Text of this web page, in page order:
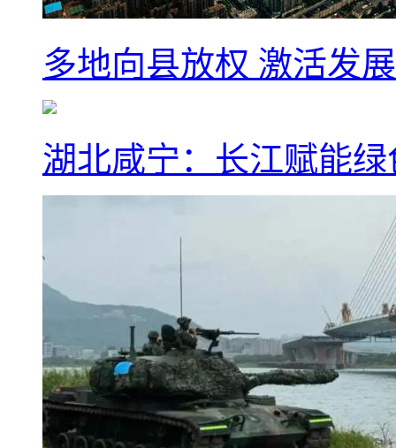
多地向县放权 激活发
湖北咸宁：长江赋能